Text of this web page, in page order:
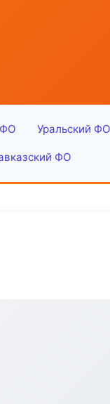
Уральский ФО
ФО